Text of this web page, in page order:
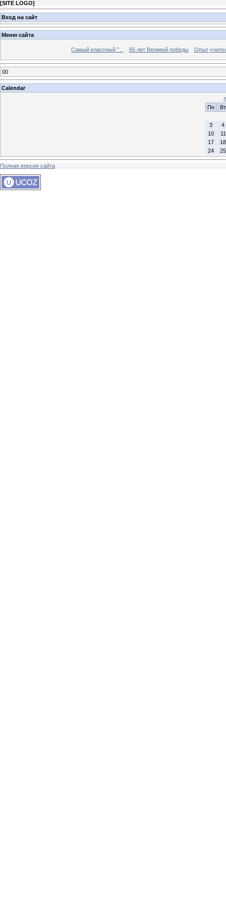
[SITE LOGO]
Вход на сайт
Меню сайта
Самый классный "... 65 лет Великой победы Опыт
00
Calendar
«
Пн
Вт
3
4
10
11
17
18
24
25
Полная версия сайта